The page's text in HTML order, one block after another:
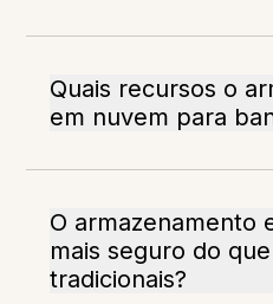
Quais recursos o
em nuvem para
O armazenamento
mais seguro do
tradicionais?